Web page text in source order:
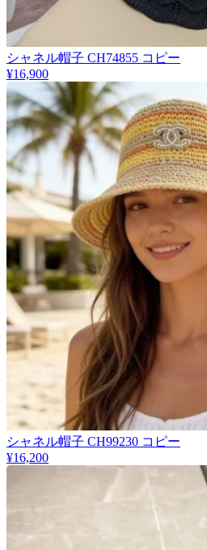
シャネル帽子 CH74855 コピー
¥16,900
シャネル帽子 CH99230 コピー
¥16,200